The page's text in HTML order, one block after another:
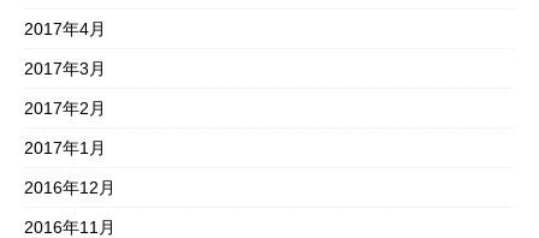
2017年4月
2017年3月
2017年2月
2017年1月
2016年12月
2016年11月